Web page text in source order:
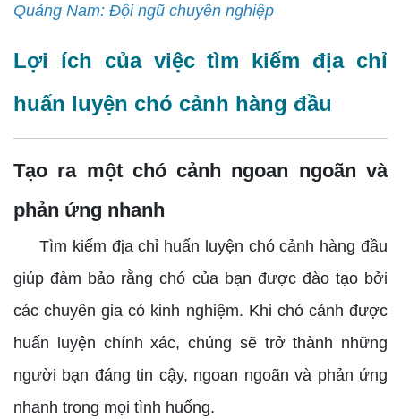
Quảng Nam: Đội ngũ chuyên nghiệp
Lợi ích của việc tìm kiếm địa chỉ
huấn luyện chó cảnh hàng đầu
Tạo ra một chó cảnh ngoan ngoãn và
phản ứng nhanh
Tìm kiếm địa chỉ huấn luyện chó cảnh hàng đầu
giúp đảm bảo rằng chó của bạn được đào tạo bởi
các chuyên gia có kinh nghiệm. Khi chó cảnh được
huấn luyện chính xác, chúng sẽ trở thành những
người bạn đáng tin cậy, ngoan ngoãn và phản ứng
nhanh trong mọi tình huống.